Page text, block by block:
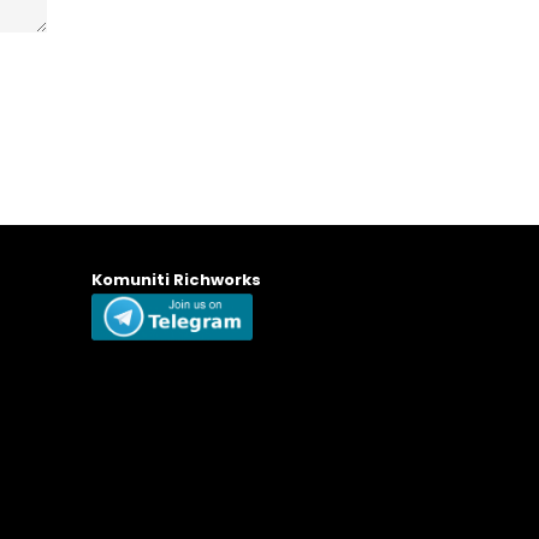
Komuniti Richworks